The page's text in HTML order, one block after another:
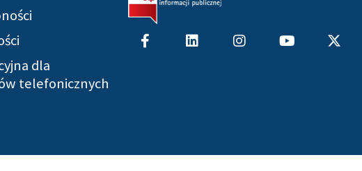
dla
telefonicznych
F
a
f
L
i
I
n o
X
-